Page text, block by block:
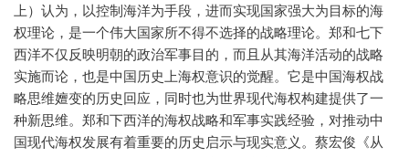
上）认为，以控制海洋为手段，进而实现国家强大为目标的海
权理论，是一个伟大国家所不得不选择的战略理论。郑和七下
西洋不仅反映明朝的政治军事目的，而且从其海洋活动的战略
实施而论，也是中国历史上海权意识的觉醒。它是中国海权战
略思维嬗变的历史回应，同时也为世界现代海权构建提供了一
种新思维。郑和下西洋的海权战略和军事实践经验，对推动中
国现代海权发展有着重要的历史启示与现实意义。蔡宏俊《从